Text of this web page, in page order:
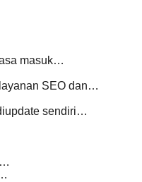
masuk…
SEO dan…
sendiri…